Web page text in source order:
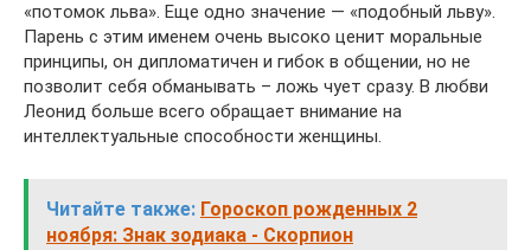
«потомок льва». Еще одно значение — «подобный льву».
Парень с этим именем очень высоко ценит моральные
принципы, он дипломатичен и гибок в общении, но не
позволит себя обманывать – ложь чует сразу. В любви
Леонид больше всего обращает внимание на
интеллектуальные способности женщины.
Читайте также: Гороскоп рожденных 2
ноября: Знак зодиака - Скорпион